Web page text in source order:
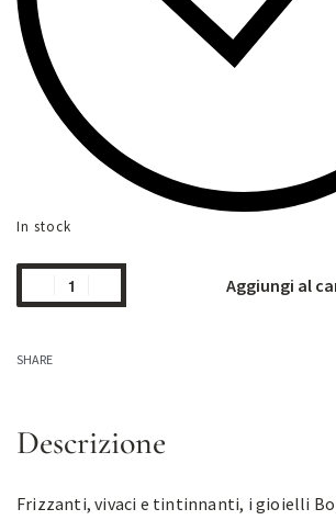
In stock
Aggiungi al
SHARE
Descrizione
Frizzanti, vivaci e tintinnanti, i gioielli